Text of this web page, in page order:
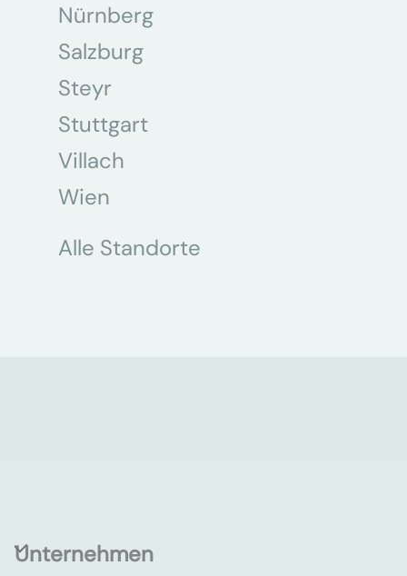
Nürnberg
Salzburg
Steyr
Stuttgart
Villach
Wien
Alle Standorte
Unternehmen